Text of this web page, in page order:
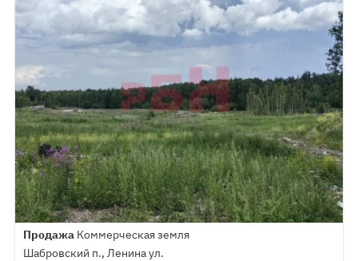
Продажа Коммерческая земля
Шабровский п., Ленина ул.